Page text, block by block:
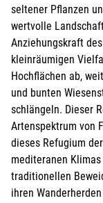
seltener Pflanzen
wertvolle
Anziehungskraft
kleinräumigen
Hochflächen ab,
und bunten
schlängeln. Dieser
Artenspektrum von
dieses Refugium
mediteranen
traditionellen
ihren